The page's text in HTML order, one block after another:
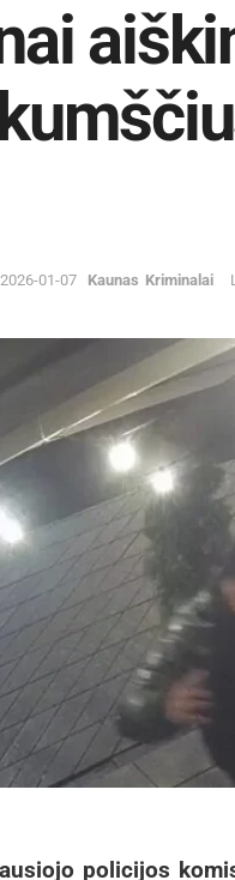
2026-01-07 Kaunas Kriminalai
policijos